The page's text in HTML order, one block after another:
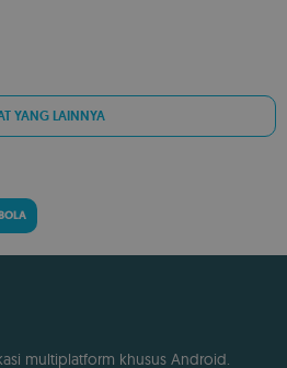
YANG LAINNYA
multiplatform khusus Android.